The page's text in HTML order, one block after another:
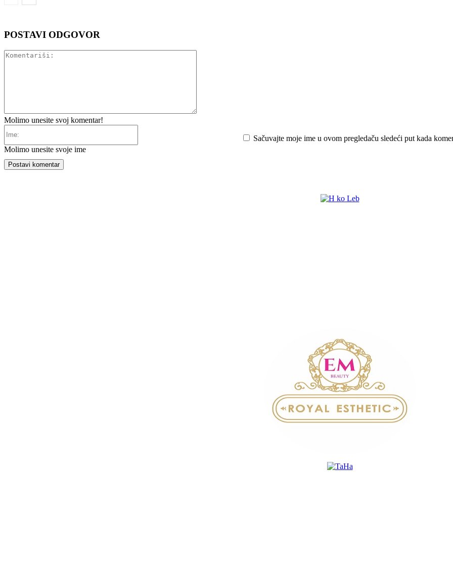
POSTAVI ODGOVOR
Molimo unesite svoj komentar!
Molimo unesite svoje ime
Sačuvajte moje ime u ovom pregledaču sledeći put kada